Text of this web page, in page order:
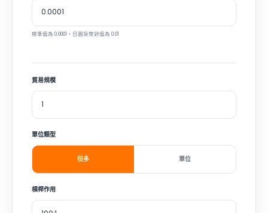
標準值為 0.0001，日圓貨幣對值為 0.01
貿易規模
單位類型
很多 單位
槓桿作用